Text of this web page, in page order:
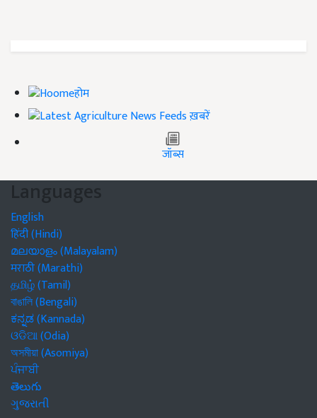
होम
ख़बरें
जॉब्स
Languages
English
हिंदी (Hindi)
മലയാളം (Malayalam)
मराठी (Marathi)
தமிழ் (Tamil)
বাঙালি (Bengali)
ಕನ್ನಡ (Kannada)
ଓଡିଆ (Odia)
অসমীয়া (Asomiya)
ਪੰਜਾਬੀ
తెలుగు
ગુજરાતી